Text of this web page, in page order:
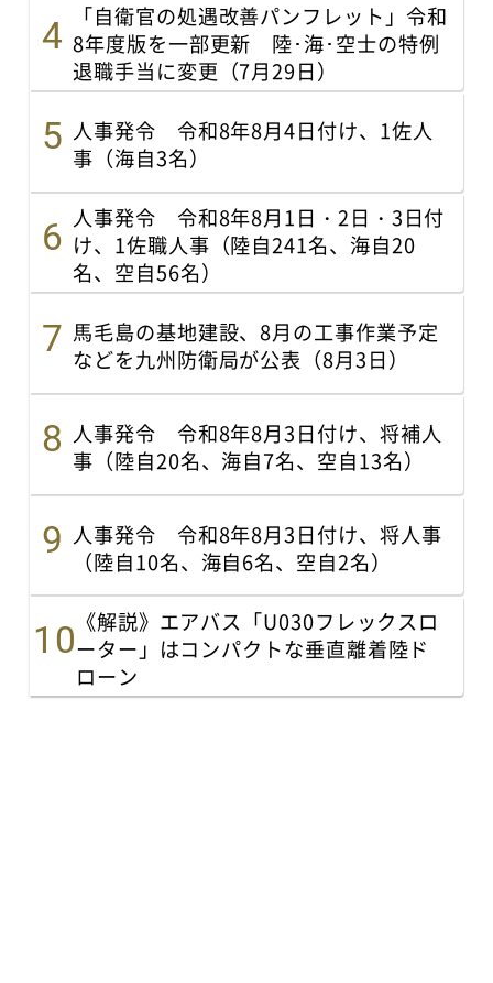
「自衛官の処遇改善パンフレット」令和
8年度版を一部更新 陸･海･空士の特例
退職手当に変更（7月29日）
人事発令 令和8年8月4日付け、1佐人
事（海自3名）
人事発令 令和8年8月1日・2日・3日付
け、1佐職人事（陸自241名、海自20
名、空自56名）
馬毛島の基地建設、8月の工事作業予定
などを九州防衛局が公表（8月3日）
人事発令 令和8年8月3日付け、将補人
事（陸自20名、海自7名、空自13名）
人事発令 令和8年8月3日付け、将人事
（陸自10名、海自6名、空自2名）
《解説》エアバス「U030フレックスロ
ーター」はコンパクトな垂直離着陸ド
ローン